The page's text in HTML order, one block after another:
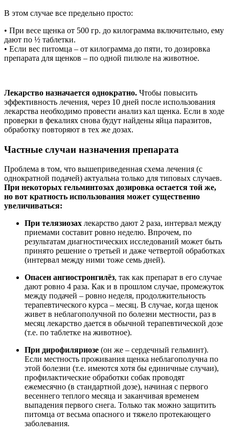
В этом случае все предельно просто:
• При весе щенка от 500 гр. до килограмма включительно, ему
дают по ½ таблетки.
• Если вес питомца – от килограмма до пяти, то дозировка
препарата для щенков – по одной пилюле на животное.
Лекарство назначается однократно. Чтобы повысить
эффективность лечения, через 10 дней после использования
лекарства необходимо провести анализ кал щенка. Если в ходе
проверки в фекалиях снова будут найдены яйца паразитов,
обработку повторяют в тех же дозах.
Частные случаи назначения препарата
Проблема в том, что вышеприведенная схема лечения (с
однократной подачей) актуальна только для типовых случаев.
При некоторых гельминтозах дозировка остается той же,
но вот кратность использования может существенно
увеличиваться:
При телязиозах лекарство дают 2 раза, интервал между
приемами составит ровно неделю. Впрочем, по
результатам диагностических исследований может быть
принято решение о третьей и даже четвертой обработках
(интервал между ними тоже семь дней).
Опасен ангиостронгилёз, так как препарат в его случае
дают ровно 4 раза. Как и в прошлом случае, промежуток
между подачей – ровно неделя, продолжительность
терапевтического курса – месяц. В случае, когда щенок
живет в неблагополучной по болезни местности, раз в
месяц лекарство дается в обычной терапевтической дозе
(т.е. по таблетке на животное).
При дирофиляриозе (он же – сердечный гельминт).
Если местность проживания щенка неблагополучна по
этой болезни (т.е. имеются хотя бы единичные случаи),
профилактические обработки собак проводят
ежемесячно (в стандартной дозе), начиная с первого
весеннего теплого месяца и заканчивая временем
выпадения первого снега. Только так можно защитить
питомца от весьма опасного и тяжело протекающего
заболевания.